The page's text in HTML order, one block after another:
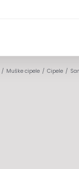
Muške cipele Cipele